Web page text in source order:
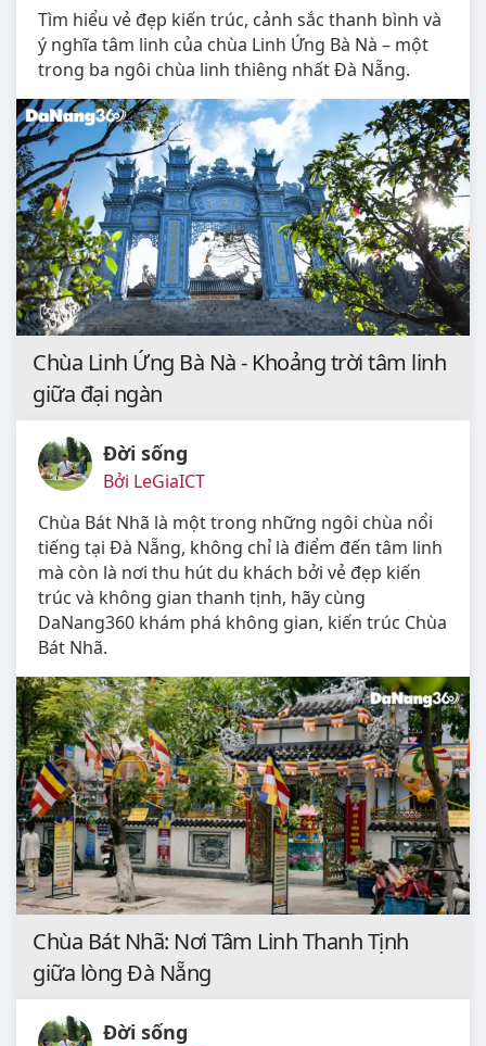
Tìm hiểu vẻ đẹp kiến trúc, cảnh sắc thanh bình và
ý nghĩa tâm linh của chùa Linh Ứng Bà Nà – một
trong ba ngôi chùa linh thiêng nhất Đà Nẵng.
Chùa Linh Ứng Bà Nà - Khoảng trời tâm linh
giữa đại ngàn
Đời sống
Bởi LeGiaICT
Chùa Bát Nhã là một trong những ngôi chùa nổi
tiếng tại Đà Nẵng, không chỉ là điểm đến tâm linh
mà còn là nơi thu hút du khách bởi vẻ đẹp kiến
trúc và không gian thanh tịnh, hãy cùng
DaNang360 khám phá không gian, kiến trúc Chùa
Bát Nhã.
Chùa Bát Nhã: Nơi Tâm Linh Thanh Tịnh
giữa lòng Đà Nẵng
Đời sống